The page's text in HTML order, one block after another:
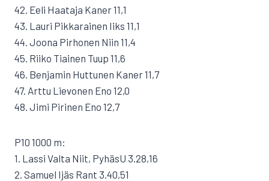
42. Eeli Haataja Kaner 11,1
43. Lauri Pikkarainen Iiks 11,1
44. Joona Pirhonen Niin 11,4
45. Riiko Tiainen Tuup 11,6
46. Benjamin Huttunen Kaner 11,7
47. Arttu Lievonen Eno 12,0
48. Jimi Pirinen Eno 12,7
P10 1000 m:
1. Lassi Valta Niit, PyhäsU 3.28,16
2. Samuel Ijäs Rant 3.40,51